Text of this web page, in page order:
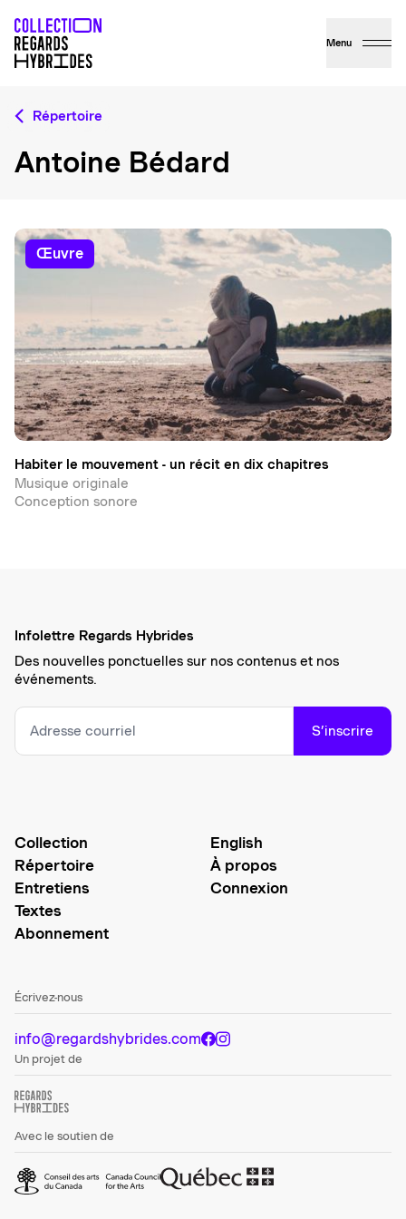
Menu
Répertoire
Antoine Bédard
œuvre
Habiter le mouvement - un récit en dix chapitres
Musique originale
Conception sonore
Infolettre Regards Hybrides
Des nouvelles ponctuelles sur nos contenus et nos
événements.
S’inscrire
Collection
Répertoire
Entretiens
Textes
Abonnement
English
À propos
Connexion
Écrivez-nous
info@regardshybrides.com
Un projet de
Avec le soutien de